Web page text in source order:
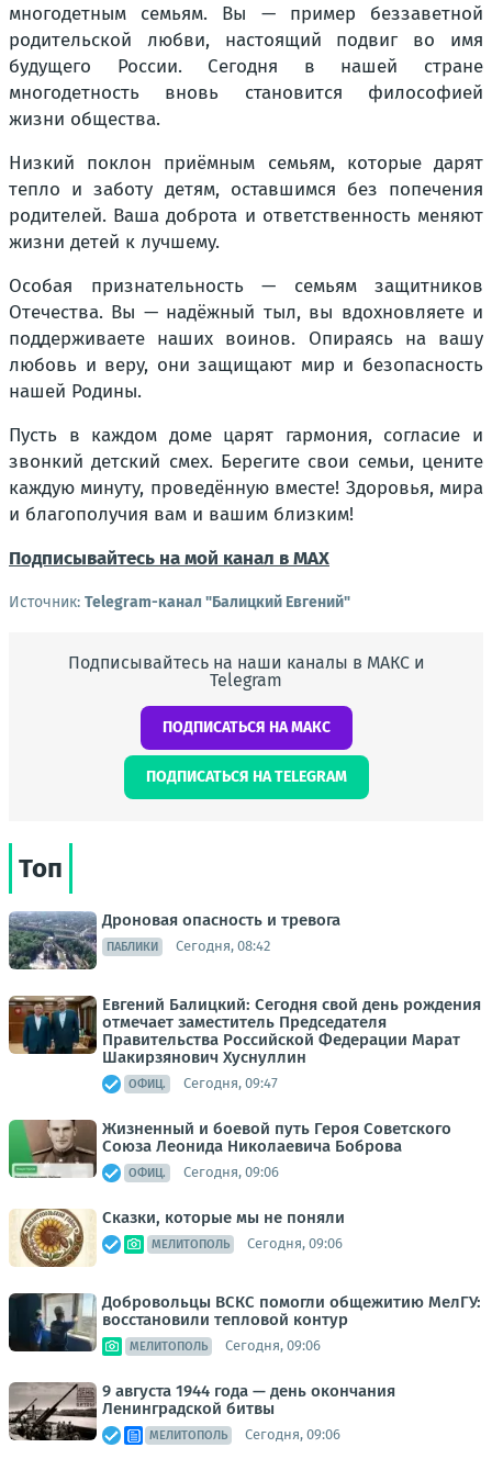
многодетным семьям. Вы — пример беззаветной
родительской любви, настоящий подвиг во имя
будущего России. Сегодня в нашей стране
многодетность вновь становится философией
жизни общества.
Низкий поклон приёмным семьям, которые дарят
тепло и заботу детям, оставшимся без попечения
родителей. Ваша доброта и ответственность меняют
жизни детей к лучшему.
Особая признательность — семьям защитников
Отечества. Вы — надёжный тыл, вы вдохновляете и
поддерживаете наших воинов. Опираясь на вашу
любовь и веру, они защищают мир и безопасность
нашей Родины.
Пусть в каждом доме царят гармония, согласие и
звонкий детский смех. Берегите свои семьи, цените
каждую минуту, проведённую вместе! Здоровья, мира
и благополучия вам и вашим близким!
Подписывайтесь на мой канал в MAX
Источник: Telegram-канал "Балицкий Евгений"
Подписывайтесь на наши каналы в МАКС и
Telegram
ПОДПИСАТЬСЯ НА МАКС
ПОДПИСАТЬСЯ НА TELEGRAM
Топ
Дроновая опасность и тревога
ПАБЛИКИ Сегодня, 08:42
Евгений Балицкий: Сегодня свой день рождения
отмечает заместитель Председателя
Правительства Российской Федерации Марат
Шакирзянович Хуснуллин
ОФИЦ. Сегодня, 09:47
Жизненный и боевой путь Героя Советского
Союза Леонида Николаевича Боброва
ОФИЦ. Сегодня, 09:06
Сказки, которые мы не поняли
МЕЛИТОПОЛЬ Сегодня, 09:06
Добровольцы ВСКС помогли общежитию МелГУ:
восстановили тепловой контур
МЕЛИТОПОЛЬ Сегодня, 09:06
9 августа 1944 года — день окончания
Ленинградской битвы
МЕЛИТОПОЛЬ Сегодня, 09:06